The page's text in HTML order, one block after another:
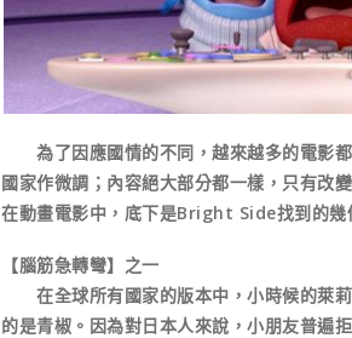
為了因應國情的不同，越來越多的電影都
國家作微調；內容絕大部分都一樣，只有改
在動畫電影中，底下是Bright Side找到的幾
【腦筋急轉彎】之一
在全球所有國家的版本中，小時候的萊莉
的是青椒。因為對日本人來說，小朋友普遍